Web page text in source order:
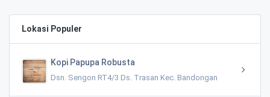
Lokasi Populer
Kopi Papupa Robusta
Dsn. Sengon RT4/3 Ds. Trasan Kec. Bandongan